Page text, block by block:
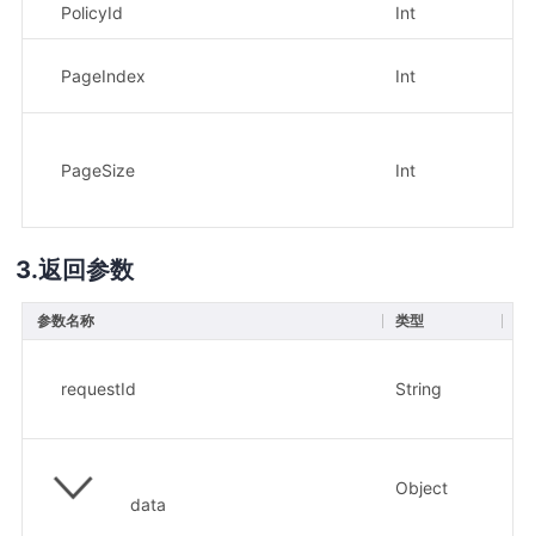
PolicyId Int
PageIndex Int
PageSize Int
返回参数
参数名称 类型
requestId String
data
Object